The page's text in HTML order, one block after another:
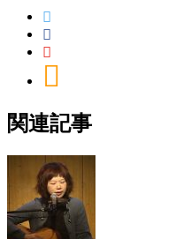
関連記事